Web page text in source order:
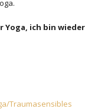
Yoga, ich bin
Traumasensibles